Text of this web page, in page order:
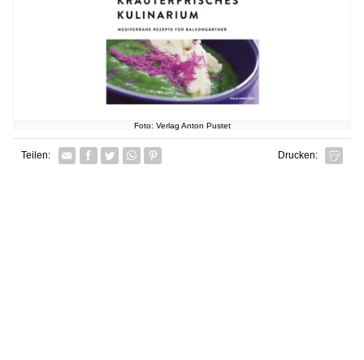
Foto: Verlag Anton Pustet
Teilen: Facebook
TwitterWhatsapp senden
Pin it Drucken: